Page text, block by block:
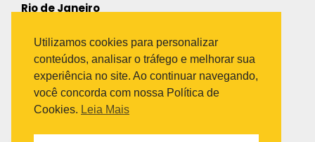
Rio de Janeiro
Bairro Industrial do Jacaré
Rio de Janeiro – RJ – CEP: 20970-031
Telefone:
(21) 3278-8069
(21) 3995-7512
Utilizamos cookies para personalizar
conteúdos, analisar o tráfego e melhorar sua
experiência no site. Ao continuar navegando,
você concorda com nossa Política de
Cookies. Leia Mais